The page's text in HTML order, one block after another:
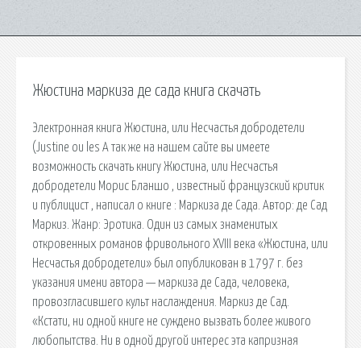
Жюстина маркиза де сада книга скачать
Электронная книга Жюстина, или Несчастья добродетели
(Justine ou les А так же на нашем сайте вы имеете
возможность скачать книгу Жюстина, или Несчастья
добродетели Морис Бланшо , известный французский критик
и публицист , написал о книге : Маркиза де Сада. Автор: де Сад
Маркиз. Жанр: Эротика. Один из самых знаменитых
откровенных романов фривольного XVIII века «Жюстина, или
Несчастья добродетели» был опубликован в 1797 г. без
указания имени автора — маркиза де Сада, человека,
провозгласившего культ наслаждения. Маркиз де Сад.
«Кстати, ни одной книге не суждено вызвать более живого
любопытства. Ни в одной другой интерес эта капризная